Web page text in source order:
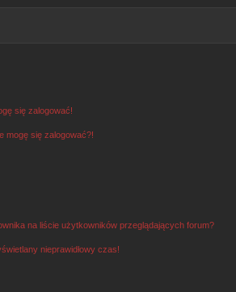
się zalogować!
mogę się zalogować?!
na liście użytkowników przeglądających forum?
nieprawidłowy czas!